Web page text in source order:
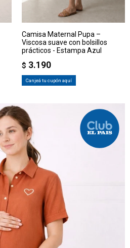
Camisa Maternal Pupa –
Viscosa suave con bolsillos
prácticos - Estampa Azul
$ 3.190
Canjeá tu cupón aquí